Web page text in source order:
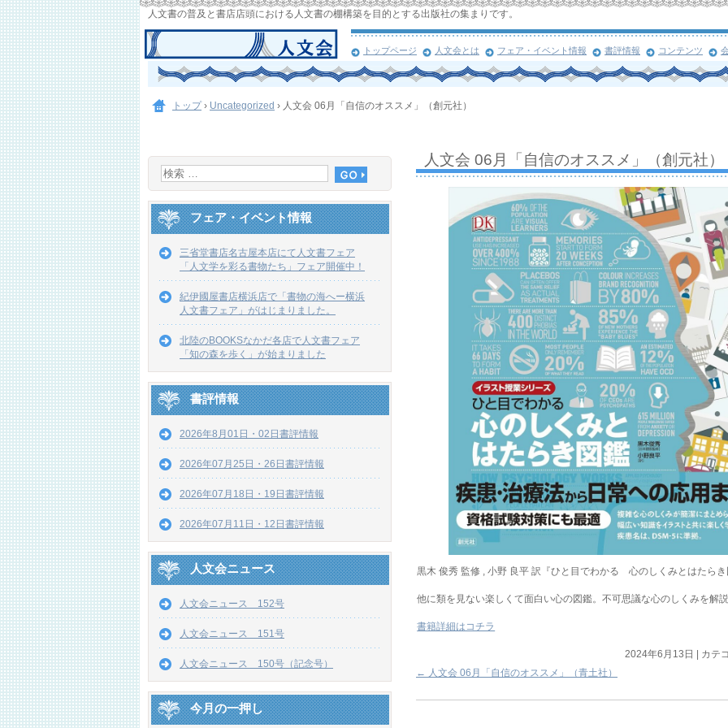
人文書の普及と書店店頭における人文書の棚構築を目的とする出版社の集まりです。
トップページ 人文会とは フェア・イベント情報 書評情報 コンテンツ
トップ › Uncategorized › 人文会 06月「自信のオススメ」（創元社）
人文会 06月「自信のオススメ」（創元社）
黒木 俊秀 監修 , 小野 良平 訳『ひと目でわかる 心のしくみとはたら
他に類を見ない楽しくて面白い心の図鑑。不可思議な心のしくみを解
書籍詳細はコチラ
2024年6月13日 | カテ
← 人文会 06月「自信のオススメ」（青土社）
フェア・イベント情報
三省堂書店名古屋本店にて人文書フェア
「人文学を彩る書物たち」フェア開催中！
紀伊國屋書店横浜店で「書物の海へー横浜
人文書フェア」がはじまりました。
北陸のBOOKSなかだ各店で人文書フェア
「知の森を歩く」が始まりました
書評情報
2026年8月01日・02日書評情報
2026年07月25日・26日書評情報
2026年07月18日・19日書評情報
2026年07月11日・12日書評情報
人文会ニュース
人文会ニュース 152号
人文会ニュース 151号
人文会ニュース 150号（記念号）
今月の一押し